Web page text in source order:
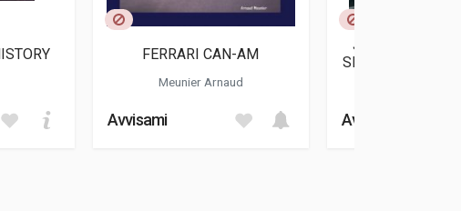
FERRARI CAN-AM
Meunier Arnaud
Avvisami
JOE HONDA
SPECTACLES BY
Avvisami